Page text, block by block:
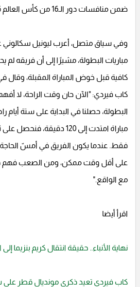
ضمن منافسات دور الـ16 من كأس العالم 2026.
وفي سياق متصل، أعرب ليونيل
مباريات البطولة، مشيرًا إلى أن فريقه لم
كافية قبل خوض المباراة المقبلة،
كاب فيردي: "الآن حان وقت الراحة، لا
البطولة، حصلنا في البداية على ستة أيام
مباراة امتدت إلى 120 دقيقة،
فقط. عندما يكون الفريق في أمسّ الحاجة
على أقل وقت ممكن، ومن الصعب فهم
مع الواقع."
اقرأ أيضا
نهاية الأنباء.. حقيقة انتقال كريم بنزيما
كاب فيردي تعيد ذكرى مونديال قطر على